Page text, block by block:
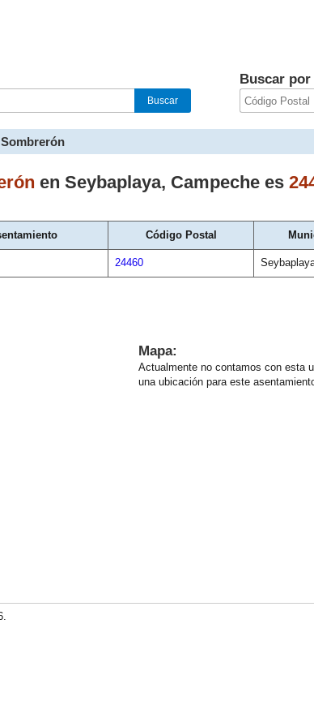
Buscar
en Seybaplaya, Campeche es
Código Postal
24460
Mapa:
Actualmente no contamos con esta
una ubicación para este